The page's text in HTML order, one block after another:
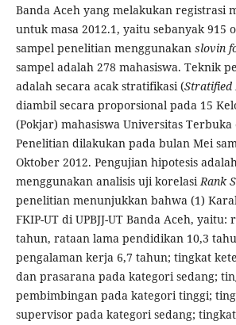
Banda Aceh yang melakukan registrasi
untuk masa 2012.1, yaitu sebanyak 915
sampel penelitian menggunakan slovin
sampel adalah 278 mahasiswa. Teknik
adalah secara acak stratifikasi (Stratified
diambil secara proporsional pada 15
(Pokjar) mahasiswa Universitas Terbuka
Penelitian dilakukan pada bulan Mei
Oktober 2012. Pengujian hipotesis
menggunakan analisis uji korelasiRank
penelitian menunjukkan bahwa (1)
FKIP-UT di UPBJJ-UT Banda Aceh,
tahun, rataan lama pendidikan 10,3
pengalaman kerja 6,7 tahun; tingkat
dan prasarana pada kategori sedang;
pembimbingan pada kategori tinggi;
supervisor pada kategori sedang;